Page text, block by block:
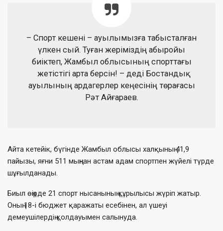
– Спорт кешені – ауылымызға табысталған
үлкен сый. Туған жеріміздің абыройы
биіктеп, Жамбыл облысының спорттағы
жетістігі арта берсін! – деді Бостандық
ауылының ардагерлер кеңесінің төрағасы
Рәт Айғараев.
Айта кетейік, бүгінде Жамбыл облысы халқының 41,9
пайызы, яғни 511 мыңнан астам адам спортпен жүйелі түрде
шұғылданады.
Биыл өңірде 21 спорт нысанының құрылысы жүріп жатыр.
Оның 18-і бюджет қаражаты есебінен, ал үшеуі
демеушілердің қолдауымен салынуда.